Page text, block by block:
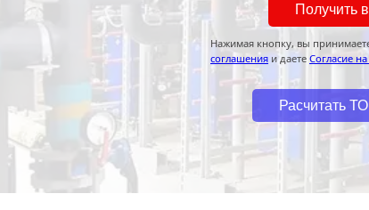
Получить
Нажимая кнопку, вы
соглашения и даете Согласие
Расчитать